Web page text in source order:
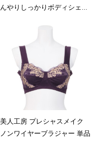
んやりしっかりボディシェ...
美人工房 プレシャスメイク
ノンワイヤーブラジャー 単品